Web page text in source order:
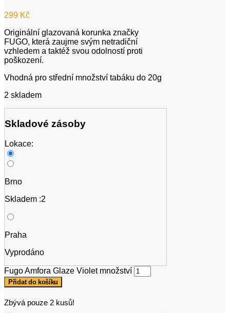
299 Kč
Originální glazovaná korunka značky
FUGO, která zaujme svým netradiční
vzhledem a taktéž svou odolností proti
poškození.
Vhodná pro střední množství tabáku do 20g
2 skladem
Skladové zásoby
Lokace:
Brno
Skladem :2
Praha
Vyprodáno
Fugo Amfora Glaze Violet množství
Přidat do košíku
Zbývá pouze 2 kusů!